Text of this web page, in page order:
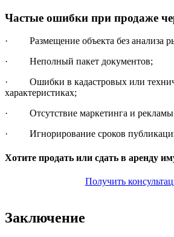
Частые ошибки при продаже
· Размещение объекта без анализа
· Неполный пакет документов;
· Ошибки в кадастровых или
характеристиках;
· Отсутствие маркетинга и
· Игнорирование сроков публикации
Хотите продать или сдать в аренду
Получить
Заключение